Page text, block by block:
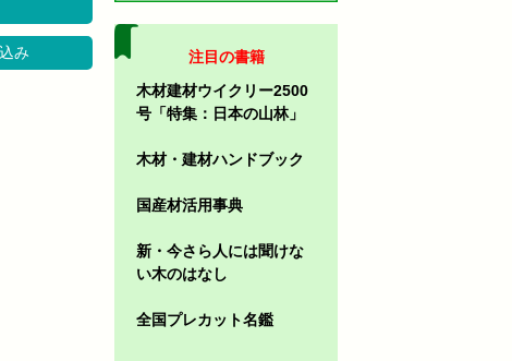
み
注目の書籍
木材建材ウイクリー2500
号「特集：日本の山林」
木材・建材ハンドブック
国産材活用事典
新・今さら人には聞けな
い木のはなし
全国プレカット名鑑